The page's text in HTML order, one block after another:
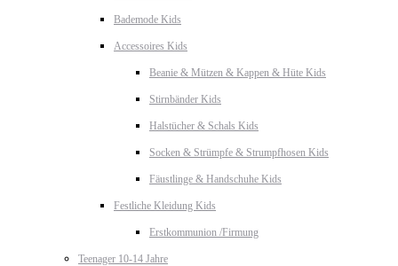
Bademode Kids
Accessoires Kids
Beanie & Mützen & Kappen & Hüte Kids
Stirnbänder Kids
Halstücher & Schals Kids
Socken & Strümpfe & Strumpfhosen Kids
Fäustlinge & Handschuhe Kids
Festliche Kleidung Kids
Erstkommunion /Firmung
Teenager 10-14 Jahre